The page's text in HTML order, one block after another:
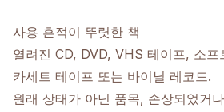
사용 흔적이 뚜렷한 책
열려진 CD, DVD, VHS 테이프, 소
카세트 테이프 또는 바이닐 레코드.
원래 상태가 아닌 품목, 손상되었거